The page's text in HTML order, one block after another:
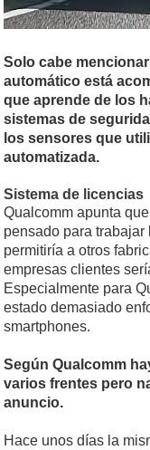
Solo cabe
automático está
que aprende de los
sistemas de
los sensores que
automatizada.
Sistema de licencias
Qualcomm apunta
pensado para
permitiría a otros
empresas clientes
Especialmente para
estado demasiado
smartphones.
Según Qualcomm
varios frentes pero
anuncio.
Hace unos días la